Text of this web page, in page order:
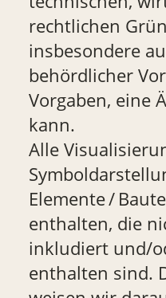
rechtlichen
insbesondere
behördlicher
Vorgaben, eine
kann.
Alle
Elemente /
enthalten, die
inkludiert und/
enthalten sind.